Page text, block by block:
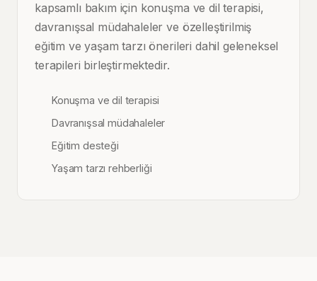
kapsamlı bakım için konuşma ve dil terapisi,
davranışsal müdahaleler ve özelleştirilmiş
eğitim ve yaşam tarzı önerileri dahil geleneksel
terapileri birleştirmektedir.
Konuşma ve dil terapisi
Davranışsal müdahaleler
Eğitim desteği
Yaşam tarzı rehberliği